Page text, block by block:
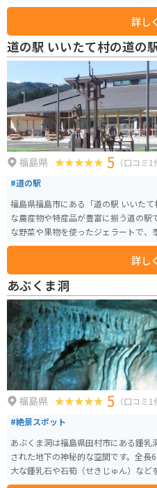
べることができ、新鮮な海の幸を存分に味わ
コーナーも充実しており、地元の銘菓
な品々が揃っています。バイクで訪れ
して駐車できます。周辺には、松川浦
あり、ツーリングの休憩場所としても
豊かな自然と食を満喫できます。
詳し
道の駅 いいたて村の道の
福島県 5 （口コミ1
#道の駅
福島県福島市にある「道の駅 いいた
な農産物や特産品が豊富に揃う道の駅です。 特に人気なのは、地元
な野菜や果物を使ったジェラートで、
た、地元産のそば粉を使った手打ち
リングの休憩にも最適です。 周辺に
の郷ひろさこ」や、奇岩怪石が織りな
ど、観光スポットも充実しています。 道の駅 いいたて村の道の駅までい館
は、地元の美味しいものや美しい自
詳し
あぶくま洞
福島県 5 （口コミ1
#絶景スポット
あぶくま洞は福島県田村市にある鍾
された地下の神秘的な空間です。全
大な鍾乳石や石筍（せきじゅん）など
さとも称されています。洞内は年間